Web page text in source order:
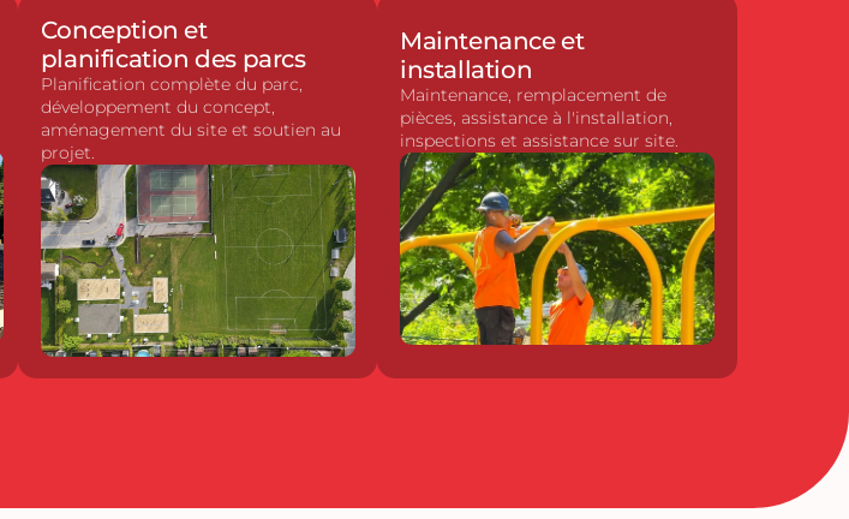
Conception et
planification des parcs
Planification complète du parc,
développement du concept,
aménagement du site et soutien au
projet.
Maintenance et
installation
Maintenance, remplacement de
pièces, assistance à l'installation,
inspections et assistance sur site.